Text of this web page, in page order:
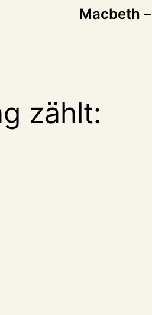
Macbeth
zählt: